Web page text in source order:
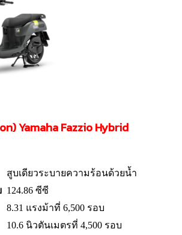
Yamaha Fazzio Hybrid
สูบเดียวระบายความร้อนด้วยน้ำ
124.86 ซีซี
8.31 แรงม้าที่ 6,500 รอบ
10.6 นิวตันเมตรที่ 4,500 รอบ